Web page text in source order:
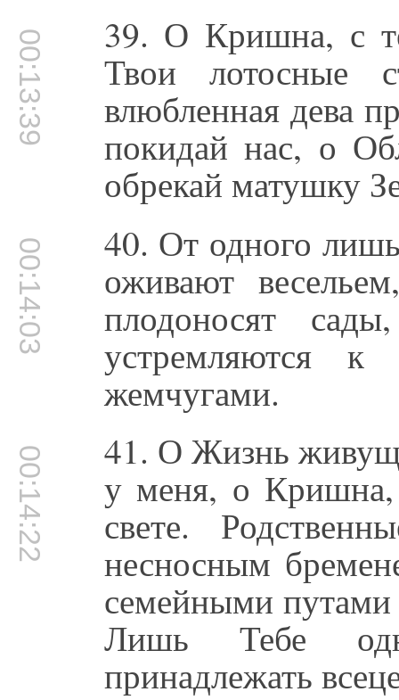
00:13:39 39. О Кришна, с
Твои лотосные
влюбленная дева
покидай нас, о
обрекай матушку
00:14:03 40. От одного лишь
оживают
плодоносят
устремляются
жемчугами.
00:14:22 41. О Жизнь
у меня, о Кришна,
свете.
несносным
семейными
Лишь Тебе
принадлежать